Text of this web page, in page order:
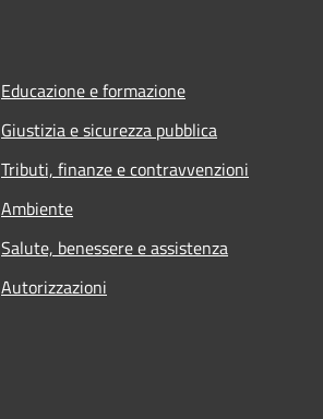
Educazione e formazione
Giustizia e sicurezza pubblica
Tributi, finanze e contravvenzioni
Ambiente
Salute, benessere e assistenza
Autorizzazioni